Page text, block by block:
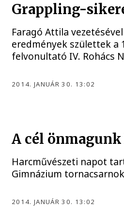
Grappling-
Faragó Attila
eredmények születtek a
felvonultató IV. Rohács
2014. JANUÁR 30. 13:02
A cél
Harcművészeti napot
Gimnázium
2014. JANUÁR 30. 13:02